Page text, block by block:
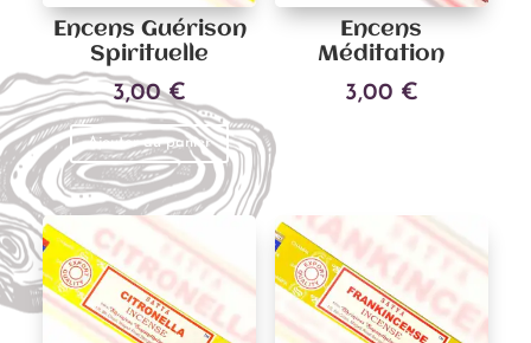
Encens Guérison
Spirituelle
3,00€
Ajouter au panier
Encens
Méditation
3,00 €